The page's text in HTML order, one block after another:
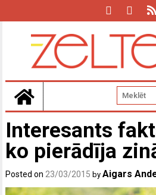
Interesants
ko pierādīja
Posted on 23/03/2015 byAigars